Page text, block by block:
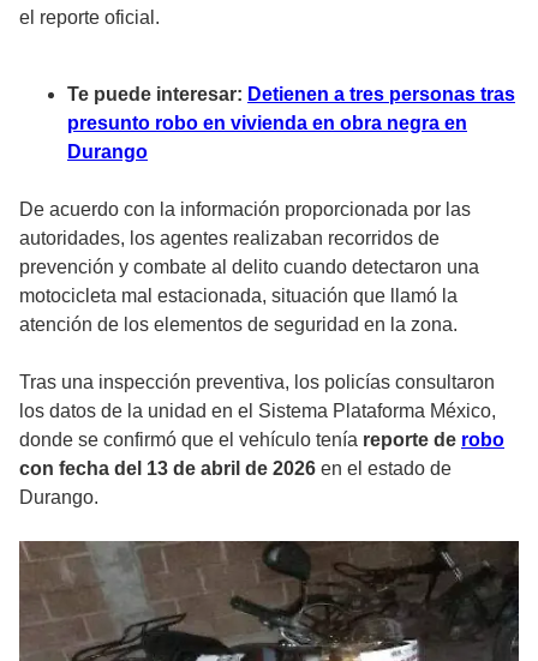
el reporte oficial.
Te puede interesar: Detienen a tres personas tras
presunto robo en vivienda en obra negra en
Durango
De acuerdo con la información proporcionada por las
autoridades, los agentes realizaban recorridos de
prevención y combate al delito cuando detectaron una
motocicleta mal estacionada, situación que llamó la
atención de los elementos de seguridad en la zona.
Tras una inspección preventiva, los policías consultaron
los datos de la unidad en el Sistema Plataforma México,
donde se confirmó que el vehículo tenía reporte de robo
con fecha del 13 de abril de 2026 en el estado de
Durango.